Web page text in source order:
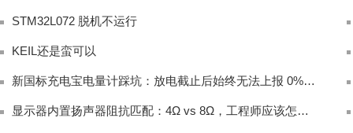
STM32L072 脱机不运行
KEIL还是蛮可以
新国标充电宝电量计踩坑：放电截止后始终无法上报 0% 电量完整排查
显示器内置扬声器阻抗匹配：4Ω vs 8Ω，工程师应该怎么选？